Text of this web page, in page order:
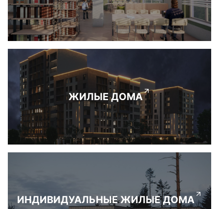
ЖИЛЫЕ ДОМА
ИНДИВИДУАЛЬНЫЕ ЖИЛЫЕ ДОМА